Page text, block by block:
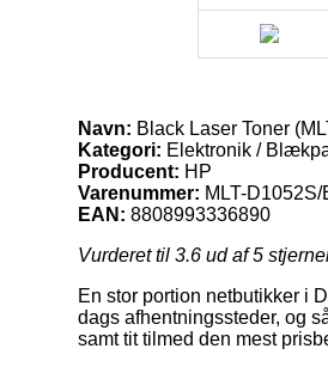
Navn: Black Laser Toner
Kategori: Elektronik /
Producent: HP
Varenummer: MLT-D1052S/
EAN: 8808993336890
Vurderet til 3.6 ud af 5
En stor portion netbutikker i
dags afhentningssteder, og
samt tit tilmed den mest